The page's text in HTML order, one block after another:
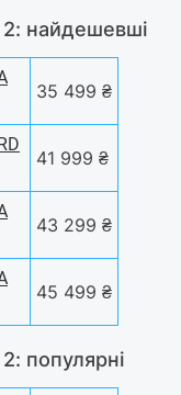
2: найдешевші
35 499 ₴
41 999 ₴
43 299 ₴
45 499 ₴
популярні